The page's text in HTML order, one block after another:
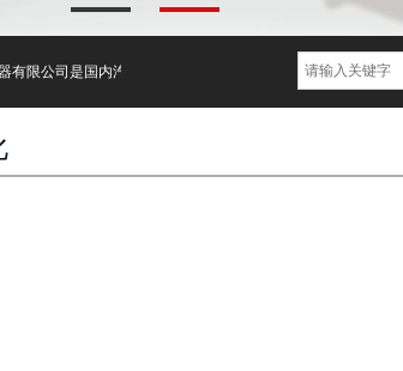
有限公司是国内汽车化油器知名生产厂家,自主研发生产(汽车)